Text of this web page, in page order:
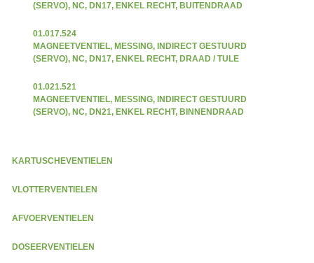
(SERVO), NC, DN17, ENKEL RECHT, BUITENDRAAD
01.017.524
MAGNEETVENTIEL, MESSING, INDIRECT GESTUURD
(SERVO), NC, DN17, ENKEL RECHT, DRAAD / TULE
01.021.521
MAGNEETVENTIEL, MESSING, INDIRECT GESTUURD
(SERVO), NC, DN21, ENKEL RECHT, BINNENDRAAD
KARTUSCHEVENTIELEN
VLOTTERVENTIELEN
AFVOERVENTIELEN
DOSEERVENTIELEN